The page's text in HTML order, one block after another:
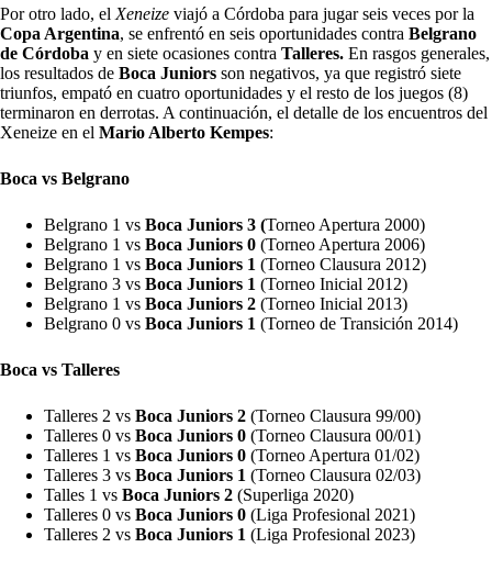
Por otro lado, el Xeneize viajó a Córdoba para jugar seis veces por la
Copa Argentina, se enfrentó en seis oportunidades contra Belgrano
de Córdoba y en siete ocasiones contra Talleres. En rasgos generales,
los resultados de Boca Juniors son negativos, ya que registró siete
triunfos, empató en cuatro oportunidades y el resto de los juegos (8)
terminaron en derrotas. A continuación, el detalle de los encuentros del
Xeneize en el Mario Alberto Kempes:
Boca vs Belgrano
Belgrano 1 vs Boca Juniors 3 (Torneo Apertura 2000)
Belgrano 1 vs Boca Juniors 0 (Torneo Apertura 2006)
Belgrano 1 vs Boca Juniors 1 (Torneo Clausura 2012)
Belgrano 3 vs Boca Juniors 1 (Torneo Inicial 2012)
Belgrano 1 vs Boca Juniors 2 (Torneo Inicial 2013)
Belgrano 0 vs Boca Juniors 1 (Torneo de Transición 2014)
Boca vs Talleres
Talleres 2 vs Boca Juniors 2 (Torneo Clausura 99/00)
Talleres 0 vs Boca Juniors 0 (Torneo Clausura 00/01)
Talleres 1 vs Boca Juniors 0 (Torneo Apertura 01/02)
Talleres 3 vs Boca Juniors 1 (Torneo Clausura 02/03)
Talles 1 vs Boca Juniors 2 (Superliga 2020)
Talleres 0 vs Boca Juniors 0 (Liga Profesional 2021)
Talleres 2 vs Boca Juniors 1 (Liga Profesional 2023)